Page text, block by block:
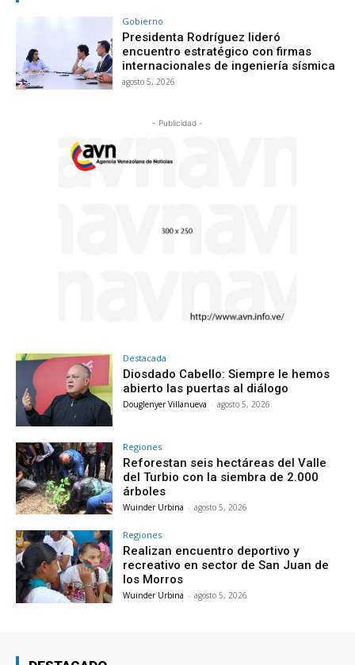
Gobierno
Presidenta Rodríguez lideró
encuentro estratégico con firmas
internacionales de ingeniería sísmica
agosto 5, 2026
- Publicidad -
Destacada
Diosdado Cabello: Siempre le hemos
abierto las puertas al diálogo
Douglenyer Villanueva - agosto 5, 2026
Regiones
Reforestan seis hectáreas del Valle
del Turbio con la siembra de 2.000
árboles
Wuinder Urbina - agosto 5, 2026
Regiones
Realizan encuentro deportivo y
recreativo en sector de San Juan de
los Morros
Wuinder Urbina - agosto 5, 2026